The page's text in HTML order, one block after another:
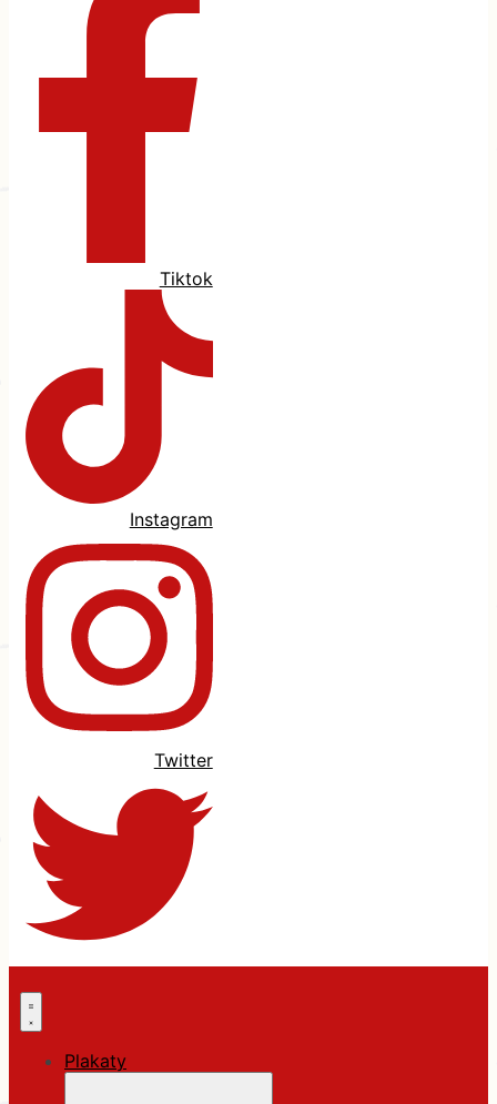
Tiktok
Instagram
Twitter
Plakaty